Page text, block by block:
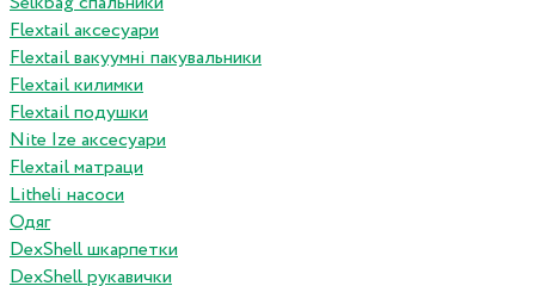
Flextail аксесуари
Flextail вакуумні пакувальники
Flextail килимки
Flextail подушки
Nite Ize аксесуари
Flextail матраци
Litheli насоси
Одяг
DexShell шкарпетки
DexShell рукавички